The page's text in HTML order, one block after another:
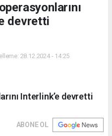
devretti
28.12.2024 - 14:25
Interlink’e devretti
ABONE OL